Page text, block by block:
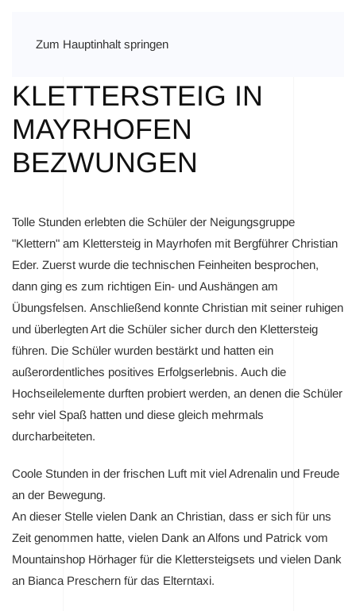
Zum Hauptinhalt springen
KLETTERSTEIG IN
MAYRHOFEN
BEZWUNGEN
Tolle Stunden erlebten die Schüler der Neigungsgruppe
"Klettern" am Klettersteig in Mayrhofen mit Bergführer Christian
Eder. Zuerst wurde die technischen Feinheiten besprochen,
dann ging es zum richtigen Ein- und Aushängen am
Übungsfelsen. Anschließend konnte Christian mit seiner ruhigen
und überlegten Art die Schüler sicher durch den Klettersteig
führen. Die Schüler wurden bestärkt und hatten ein
außerordentliches positives Erfolgserlebnis. Auch die
Hochseilelemente durften probiert werden, an denen die Schüler
sehr viel Spaß hatten und diese gleich mehrmals
durcharbeiteten.
Coole Stunden in der frischen Luft mit viel Adrenalin und Freude
an der Bewegung.
An dieser Stelle vielen Dank an Christian, dass er sich für uns
Zeit genommen hatte, vielen Dank an Alfons und Patrick vom
Mountainshop Hörhager für die Klettersteigsets und vielen Dank
an Bianca Preschern für das Elterntaxi.